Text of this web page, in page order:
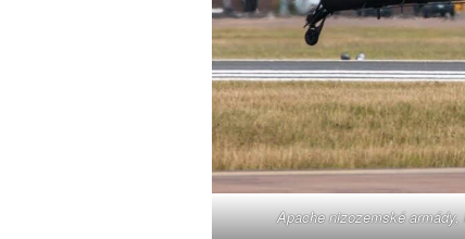
Apache nizozemské